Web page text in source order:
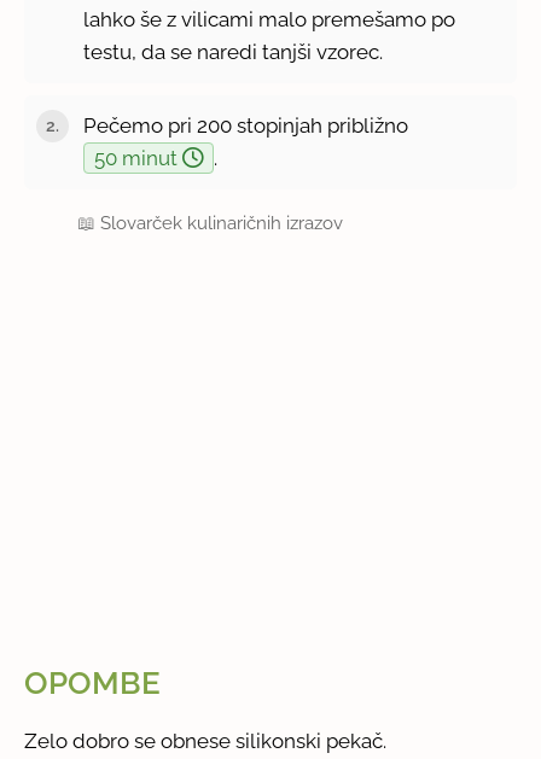
lahko še z vilicami malo premešamo po
testu, da se naredi tanjši vzorec.
Pečemo pri 200 stopinjah približno
50 minut
.
📖Slovarček kulinaričnih izrazov
OPOMBE
Zelo dobro se obnese silikonski pekač.